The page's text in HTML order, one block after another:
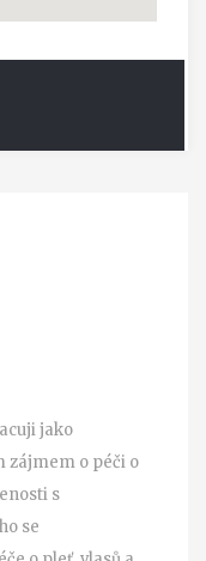
jako
zájmem o péči o
s
se